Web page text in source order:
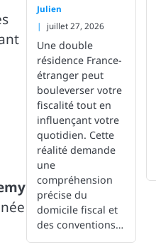
Julien
juillet 27, 2026
Une double
résidence France-
étranger peut
bouleverser votre
fiscalité tout en
influençant votre
quotidien. Cette
réalité demande
une
compréhension
précise du
domicile fiscal et
des conventions…